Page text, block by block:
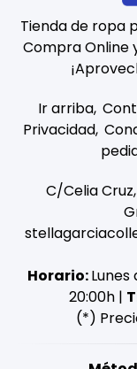
Tienda de ropa
Compra Online
Ir arriba
Privacidad
C/Celia
Horario:Lunes
20:00h |
(*)